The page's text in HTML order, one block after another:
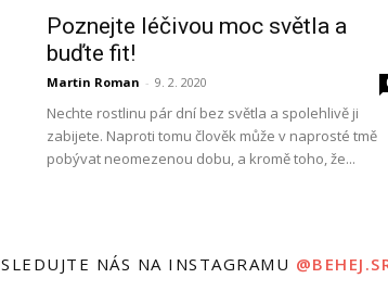
Poznejte léčivou moc světla a
buďte fit!
Martin Roman - 9. 2. 2020
Nechte rostlinu pár dní bez světla a spolehlivě ji
zabijete. Naproti tomu člověk může v naprosté tmě
pobývat neomezenou dobu, a kromě toho, že...
SLEDUJTE NÁS NA INSTAGRAMU